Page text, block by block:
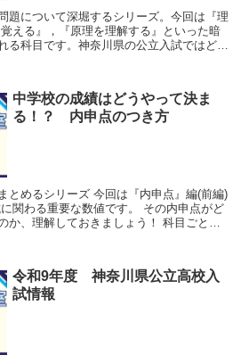
題について深堀するシリーズ。今回は『理
る科目です。神奈川県の公立入試ではどの
中学校の成績はどうやって決ま
る！？ 内申点のつき方
今回は『内申点』編(前編)
理解しておきましょう！ 科目ごとの
令和9年度 神奈川県公立高校入
試情報